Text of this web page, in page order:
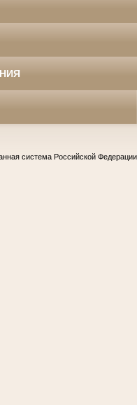
система Российской